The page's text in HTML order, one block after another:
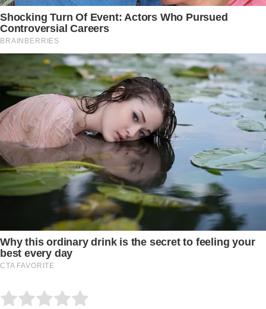
Rate this item: